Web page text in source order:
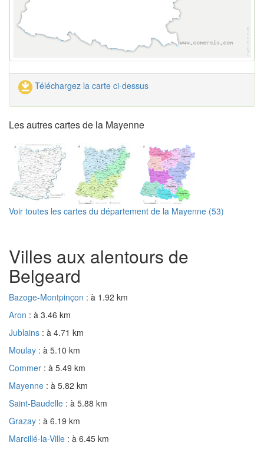
Téléchargez la carte ci-dessus
Les autres cartes de la Mayenne
Voir toutes les cartes du département de la Mayenne (53)
Villes aux alentours de
Belgeard
Bazoge-Montpinçon : à 1.92 km
Aron : à 3.46 km
Jublains : à 4.71 km
Moulay : à 5.10 km
Commer : à 5.49 km
Mayenne : à 5.82 km
Saint-Baudelle : à 5.88 km
Grazay : à 6.19 km
Marcillé-la-Ville : à 6.45 km